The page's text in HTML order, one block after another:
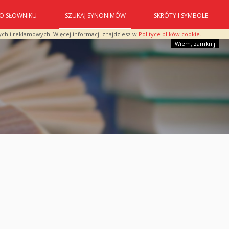
i reklamowych. Więcej informacji znajdziesz w Polityce plików cookie.
Wiem, zamknij
O SŁOWNIKU SZUKAJ SYNONIMÓW SKRÓTY I SYMBOLE